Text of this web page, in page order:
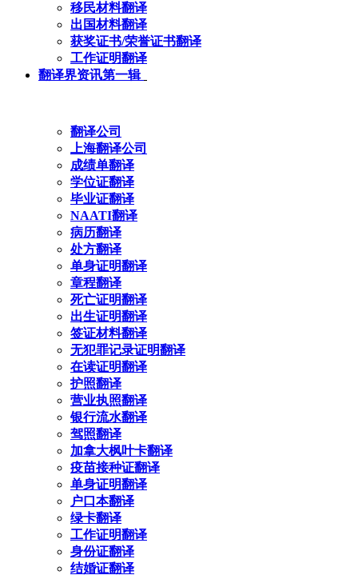
移民材料翻译
出国材料翻译
获奖证书/荣誉证书翻译
工作证明翻译
翻译界资讯第一辑
翻译公司
上海翻译公司
成绩单翻译
学位证翻译
毕业证翻译
NAATI翻译
病历翻译
处方翻译
单身证明翻译
章程翻译
死亡证明翻译
出生证明翻译
签证材料翻译
无犯罪记录证明翻译
在读证明翻译
护照翻译
营业执照翻译
银行流水翻译
驾照翻译
加拿大枫叶卡翻译
疫苗接种证翻译
单身证明翻译
户口本翻译
绿卡翻译
工作证明翻译
身份证翻译
结婚证翻译